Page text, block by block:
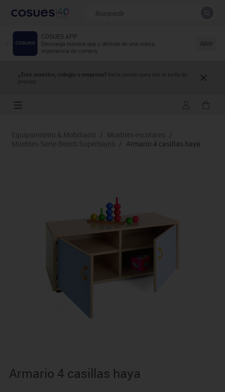
COSUES APP
Descarga nuestra app y disfruta de una nueva
experiencia de compra.
Abrir
¿Eres maestro, colegio o empresa? Inicia sesión para ver tu tarifa de
precios.
Resultados de la búsqueda
Equipamiento & Mobiliario / Muebles escolares /
Muebles·Serie·Beech Superbajos / Armario 4 casillas haya
Armario 4 casillas haya